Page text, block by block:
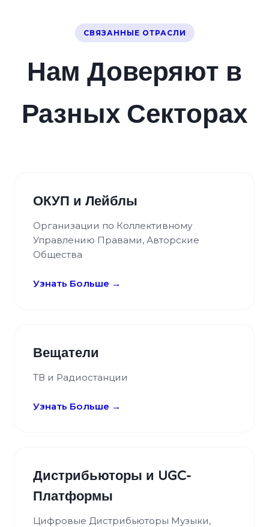
СВЯЗАННЫЕ ОТРАСЛИ
Нам Доверяют в
Разных Секторах
ОКУП и Лейблы
Организации по Коллективному
Управлению Правами, Авторские
Общества
Узнать Больше →
Вещатели
ТВ и Радиостанции
Узнать Больше →
Дистрибьюторы и UGC-
Платформы
Цифровые Дистрибьюторы Музыки,